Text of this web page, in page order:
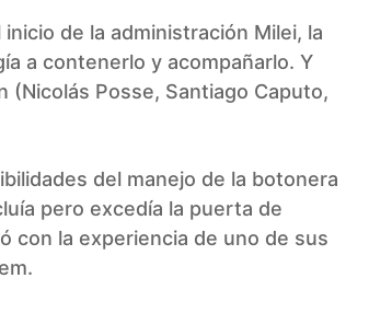
de la administración Milei, la
a contenerlo y acompañarlo. Y
Posse, Santiago Caputo,
del manejo de la botonera
pero excedía la puerta de
con la experiencia de uno de sus